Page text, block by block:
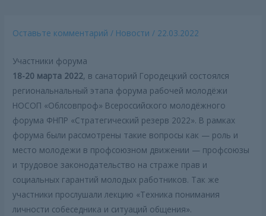
Оставьте комментарий / Новости / 22.03.2022
Участники форума
18-20 марта 2022, в санаторий Городецкий состоялся
региональнальный этапа форума рабочей молодёжи
НОСОП «Облсовпроф» Всероссийского молодёжного
форума ФНПР «Стратегический резерв 2022». В рамках
форума были рассмотрены такие вопросы как — роль и
место молодежи в профсоюзном движении — профсоюзы
и трудовое законодательство на страже прав и
социальных гарантий молодых работников. Так же
участники прослушали лекцию «Техника понимания
личности собеседника и ситуаций общения».